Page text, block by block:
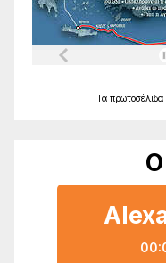
Τα πρωτοσέλιδα
Ο